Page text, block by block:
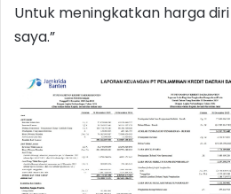
Untuk meningkatkan harga
saya.”